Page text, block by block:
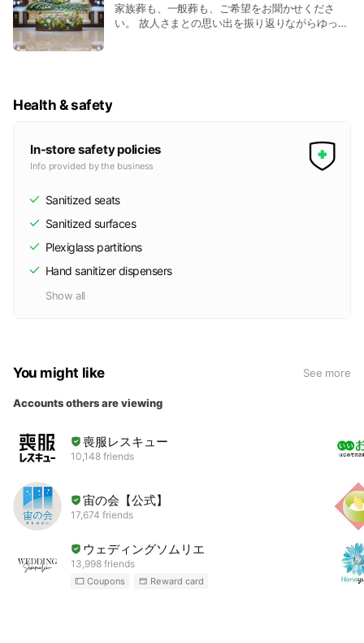
家族葬も、一般葬も、ご希望をお聞かせくださ
い。 故人さまとの思い出を振り返りながらゆっく
Health & safety
In-store safety policies
Info provided by the business
Sanitized seats
Sanitized surfaces
Plexiglass partitions
Hand sanitizer dispensers
Show all
You might like See more
Accounts others are viewing
喪服レスキュー
10,148 friends
宙の会【公式】
17,674 friends
ウェディングソムリエ
13,998 friends
Coupons Reward card